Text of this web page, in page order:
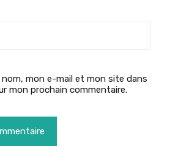
mon e-mail et mon site dans
mon prochain commentaire.